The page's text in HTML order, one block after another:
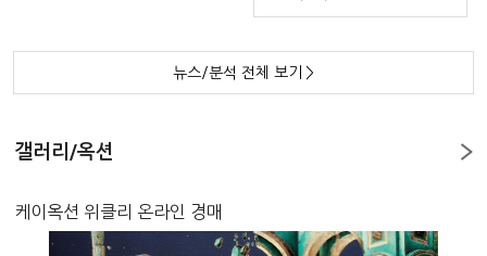
뉴스/분석 전체 보기 >
갤러리/옥션
케이옥션 위클리 온라인 경매